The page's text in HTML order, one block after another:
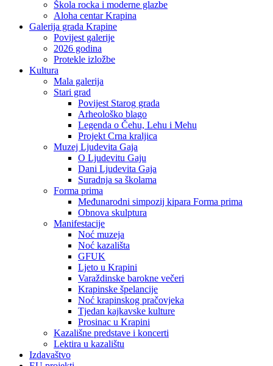
Škola rocka i moderne glazbe
Aloha centar Krapina
Galerija grada Krapine
Povijest galerije
2026 godina
Protekle izložbe
Kultura
Mala galerija
Stari grad
Povijest Starog grada
Arheološko blago
Legenda o Čehu, Lehu i Mehu
Projekt Crna kraljica
Muzej Ljudevita Gaja
O Ljudevitu Gaju
Dani Ljudevita Gaja
Suradnja sa školama
Forma prima
Međunarodni simpozij kipara Forma prima
Obnova skulptura
Manifestacije
Noć muzeja
Noć kazališta
GFUK
Ljeto u Krapini
Varaždinske barokne večeri
Krapinske špelancije
Noć krapinskog pračovjeka
Tjedan kajkavske kulture
Prosinac u Krapini
Kazališne predstave i koncerti
Lektira u kazalištu
Izdavaštvo